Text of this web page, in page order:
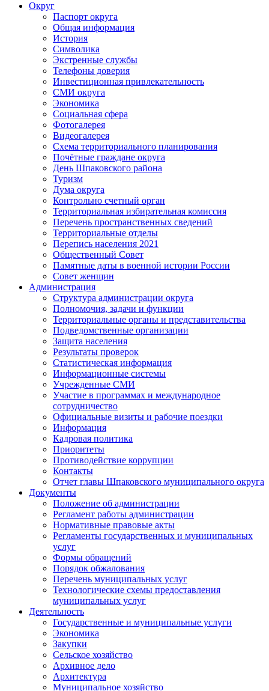
Округ
Паспорт округа
Общая информация
История
Символика
Экстренные службы
Телефоны доверия
Инвестиционная привлекательность
СМИ округа
Экономика
Социальная сфера
Фотогалерея
Видеогалерея
Схема территориального планирования
Почётные граждане округа
День Шпаковского района
Туризм
Дума округа
Контрольно счетный орган
Территориальная избирательная комиссия
Перечень пространственных сведений
Территориальные отделы
Перепись населения 2021
Общественный Совет
Памятные даты в военной истории России
Совет женщин
Администрация
Структура администрации округа
Полномочия, задачи и функции
Территориальные органы и представительства
Подведомственные организации
Защита населения
Результаты проверок
Статистическая информация
Информационные системы
Учрежденные СМИ
Участие в программах и международное
сотрудничество
Официальные визиты и рабочие поездки
Информация
Кадровая политика
Приоритеты
Противодействие коррупции
Контакты
Отчет главы Шпаковского муниципального округа
Документы
Положение об администрации
Регламент работы администрации
Нормативные правовые акты
Регламенты государственных и муниципальных
услуг
Формы обращений
Порядок обжалования
Перечень муниципальных услуг
Технологические схемы предоставления
муниципальных услуг
Деятельность
Государственные и муниципальные услуги
Экономика
Закупки
Сельское хозяйство
Архивное дело
Архитектура
Муниципальное хозяйство